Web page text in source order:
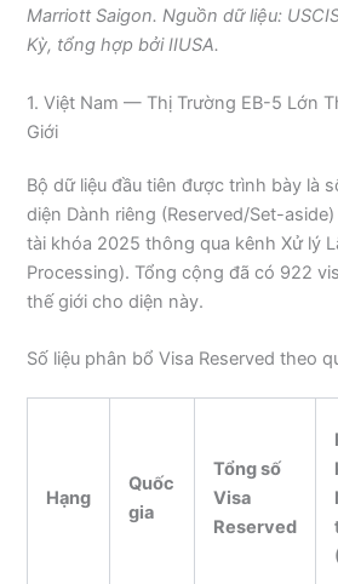
Marriott Saigon. Nguồn dữ liệu:
Kỳ, tổng hợp bởi IIUSA.
1. Việt Nam — Thị Trường EB-5 Lớn
Giới
Bộ dữ liệu đầu tiên được trình bày là
diện Dành riêng (Reserved/Set-
tài khóa 2025 thông qua kênh Xử lý
Processing). Tổng cộng đã có 922
thế giới cho diện này.
Số liệu phân bổ Visa Reserved theo
Hạng
Quốc
gia
Tổng số
Visa
Reserved